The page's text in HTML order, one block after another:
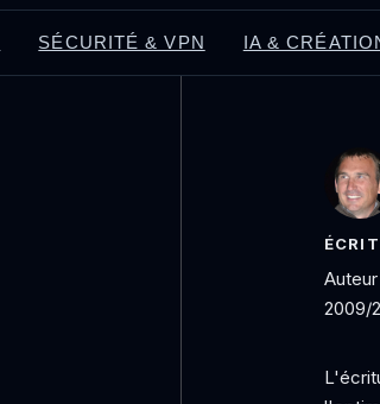
SÉCURITÉ & VPN IA &
2009/